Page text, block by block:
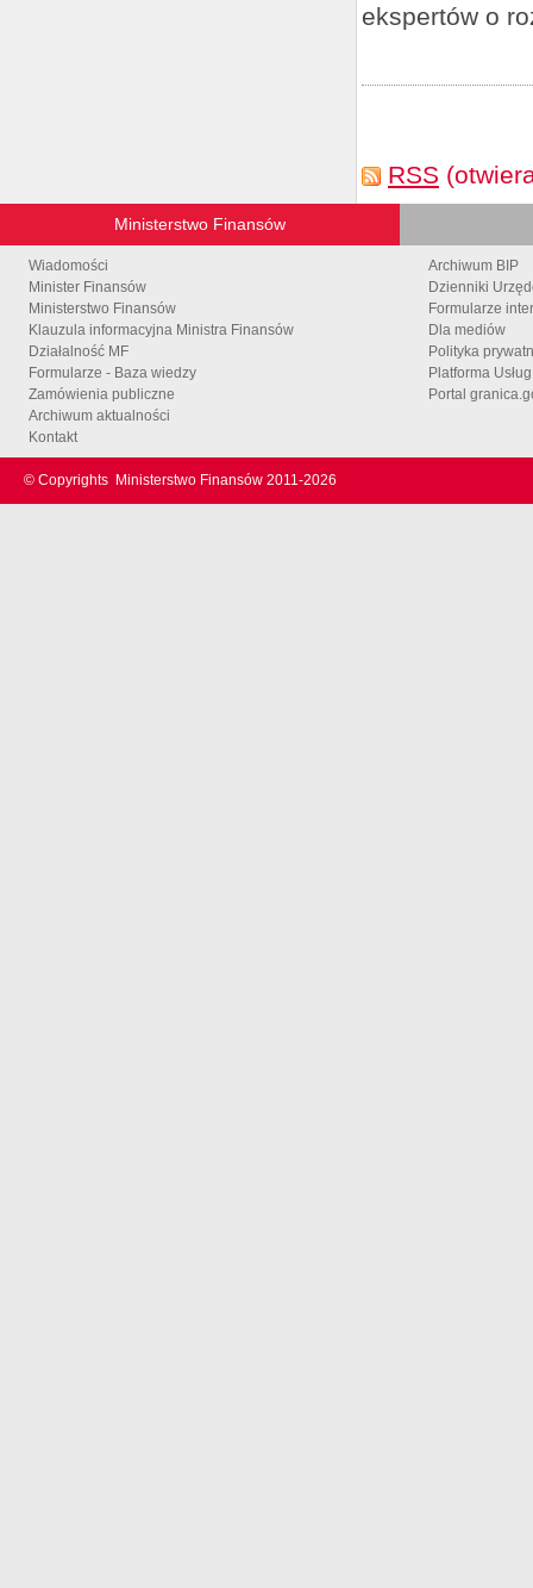
ekspertów o
RSS
Ministerstwo Finansów
Wiadomości
Minister Finansów
Ministerstwo Finansów
Klauzula informacyjna Ministra Finansów
Działalność MF
Formularze - Baza wiedzy
Zamówienia publiczne
Archiwum aktualności
Kontakt
Archiwum BIP
Dzienniki
Formularze
Dla mediów
Polityka
Platforma
Portal
© Copyrights Ministerstwo Finansów 2011-2026